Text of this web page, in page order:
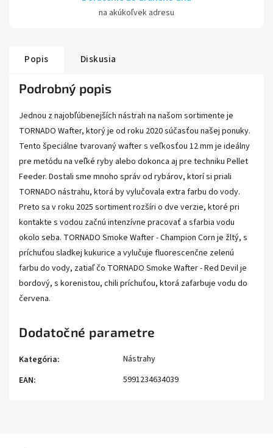
na akúkoľvek adresu
Popis Diskusia
Podrobný popis
Jednou z najobľúbenejších nástrah na našom sortimente je
TORNADO Wafter, ktorý je od roku 2020 súčasťou našej ponuky.
Tento špeciálne tvarovaný wafter s veľkosťou 12 mm je ideálny
pre metódu na veľké ryby alebo dokonca aj pre techniku Pellet
Feeder. Dostali sme mnoho správ od rybárov, ktorí si priali
TORNADO nástrahu, ktorá by vylučovala extra farbu do vody.
Preto sa v roku 2025 sortiment rozšíri o dve verzie, ktoré pri
kontakte s vodou začnú intenzívne pracovať a sfarbia vodu
okolo seba. TORNADO Smoke Wafter - Champion Corn je žltý, s
príchuťou sladkej kukurice a vylučuje fluorescenčne zelenú
farbu do vody, zatiaľ čo TORNADO Smoke Wafter - Red Devil je
bordový, s korenistou, chili príchuťou, ktorá zafarbuje vodu do
červena.
Dodatočné parametre
Kategória:
Nástrahy
EAN: 5991234634039